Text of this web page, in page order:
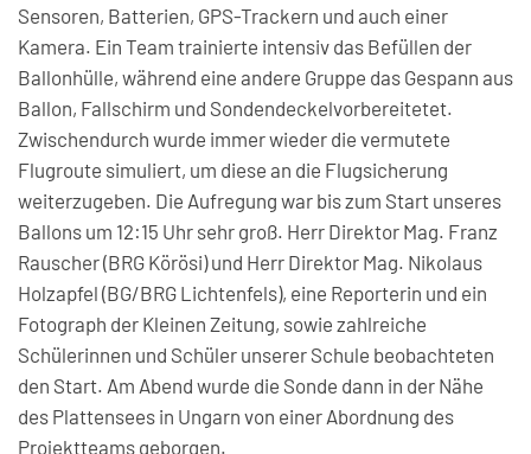
Sensoren, Batterien, GPS-Trackern und auch einer
Kamera. Ein Team trainierte intensiv das Befüllen der
Ballonhülle, während eine andere Gruppe das Gespann aus
Ballon, Fallschirm und Sondendeckelvorbereitetet.
Zwischendurch wurde immer wieder die vermutete
Flugroute simuliert, um diese an die Flugsicherung
weiterzugeben. Die Aufregung war bis zum Start unseres
Ballons um 12:15 Uhr sehr groß. Herr Direktor Mag. Franz
Rauscher (BRG Körösi) und Herr Direktor Mag. Nikolaus
Holzapfel (BG/BRG Lichtenfels), eine Reporterin und ein
Fotograph der Kleinen Zeitung, sowie zahlreiche
Schülerinnen und Schüler unserer Schule beobachteten
den Start. Am Abend wurde die Sonde dann in der Nähe
des Plattensees in Ungarn von einer Abordnung des
Projektteams geborgen.